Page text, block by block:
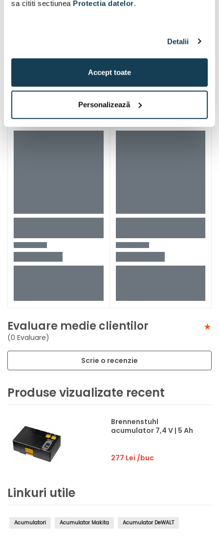
sa cititi sectiunea Protectia datelor.
Detalii
Accept toate
Personalizează
Iti mai recomandam si
Evaluare medie clientilor
(0 Evaluare)
Scrie o recenzie
Produse vizualizate recent
Brennenstuhl
acumulator 7,4 V | 5 Ah
277 Lei /buc
Linkuri utile
Acumulatori Acumulator Makita Acumulator DeWALT